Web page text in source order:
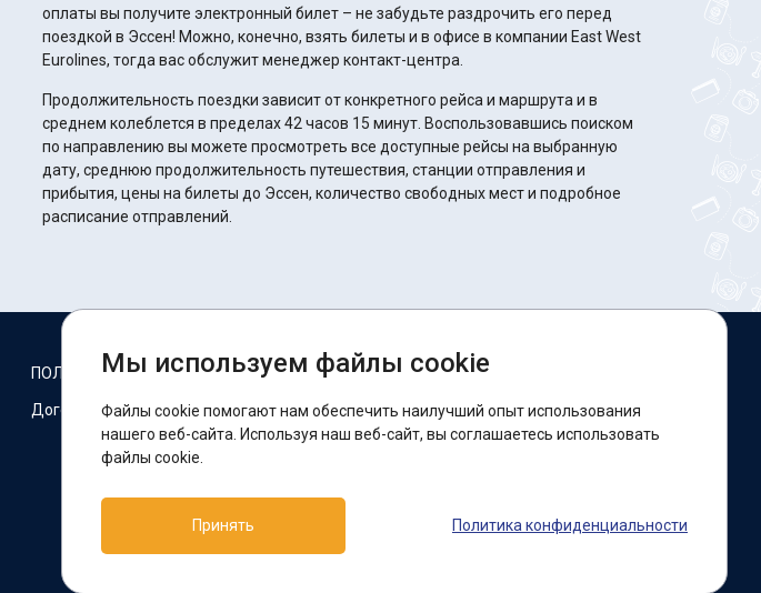
оплаты вы получите электронный билет – не забудьте раздрочить его перед
поездкой в Эссен! Можно, конечно, взять билеты и в офисе в компании East West
Eurolines, тогда вас обслужит менеджер контакт-центра.
Продолжительность поездки зависит от конкретного рейса и маршрута и в
среднем колеблется в пределах 42 часов 15 минут. Воспользовавшись поиском
по направлению вы можете просмотреть все доступные рейсы на выбранную
дату, среднюю продолжительность путешествия, станции отправления и
прибытия, цены на билеты до Эссен, количество свободных мест и подробное
расписание отправлений.
ПОЛИТИКА COOKIES
Договор оферты
Мы в соцсетях:
Facebook
Поддержка:
Telegram-бот
Мы используем файлы cookie
Файлы cookie помогают нам обеспечить наилучший опыт использования
нашего веб-сайта. Используя наш веб-сайт, вы соглашаетесь использовать
файлы cookie.
Принять Политика конфиденциальности